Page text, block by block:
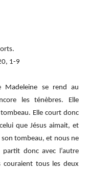
1-9
Madeleine se rend au
les ténèbres. Elle
Elle court donc
que Jésus aimait, et
son tombeau, et nous ne
donc avec l’autre
tous les deux